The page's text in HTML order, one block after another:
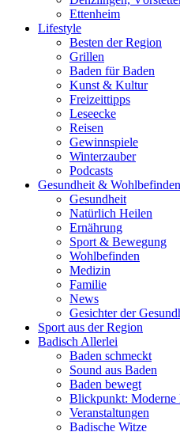
Ettenheim
Lifestyle
Besten der Region
Grillen
Baden für Baden
Kunst & Kultur
Freizeittipps
Leseecke
Reisen
Gewinnspiele
Winterzauber
Podcasts
Gesundheit & Wohlbefinden
Gesundheit
Natürlich Heilen
Ernährung
Sport & Bewegung
Wohlbefinden
Medizin
Familie
News
Gesichter der
Sport aus der Region
Badisch Allerlei
Baden schmeckt
Sound aus Baden
Baden bewegt
Blickpunkt: Moderne
Veranstaltungen
Badische Witze